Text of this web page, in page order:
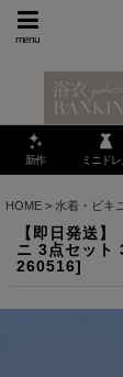
menu
新作 ミニドレ
HOME > 水着・ビキ
【即日発送
ニ 3点セット
260516]